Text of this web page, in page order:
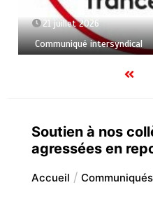
21 juillet 2026
Communiqué intersyndical
Soutien à nos
agressées en
Accueil